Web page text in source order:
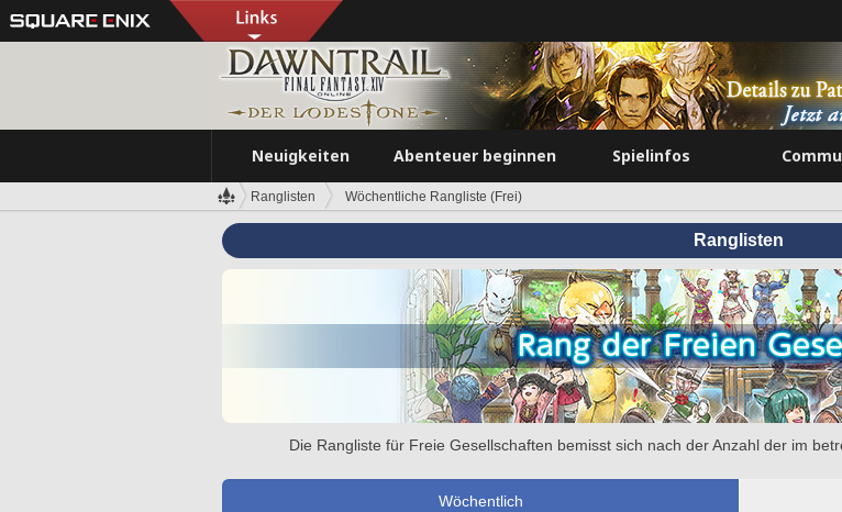
Neuigkeiten Abenteuer beginnen Spielinfos
Ranglisten Wöchentliche Rangliste (Frei)
Ranglisten
Die Rangliste für Freie Gesellschaften bemisst sich nach der Anzahl der im
Wöchentlich